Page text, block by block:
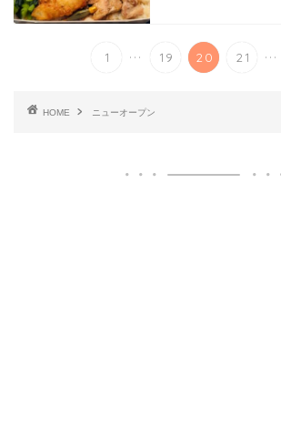
1 ... 19 20 21 ...
HOME ニューオープン